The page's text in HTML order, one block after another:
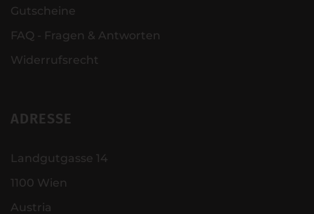
Gutscheine
FAQ - Fragen & Antworten
Widerrufsrecht
ADRESSE
Landgutgasse 14
1100 Wien
Austria